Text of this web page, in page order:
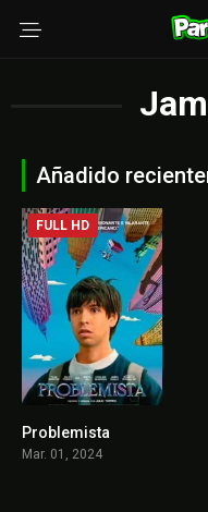
Añadido
FULL HD
Problemista
Mar. 01, 2024